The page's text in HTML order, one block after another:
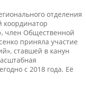
отделения
член Общественной
приняла участие
ставшей в канун
с 2018 года. Её